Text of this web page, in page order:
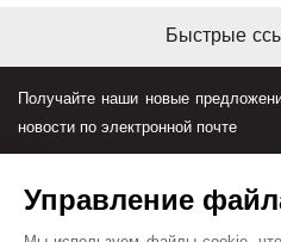
Быстрые
Получайте наши новые
новости по электронной почте
Управление